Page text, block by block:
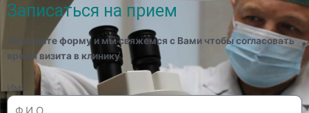
Записаться на прием
Заполните форму и мы свяжемся с Вами чтобы согласовать
время визита в клинику
Имя